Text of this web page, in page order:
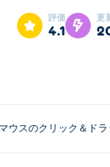
評価
4.1
更
ウスのクリック＆ドラ